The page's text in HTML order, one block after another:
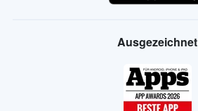
Ausgezeichnet